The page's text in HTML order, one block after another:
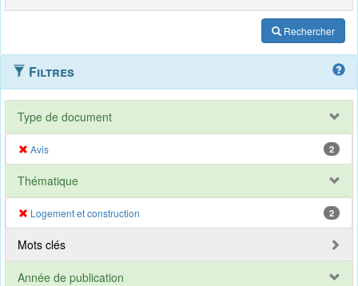
Rechercher
Filtres
Type de document
Avis 2
Thématique
Logement et construction 2
Mots clés
Année de publication